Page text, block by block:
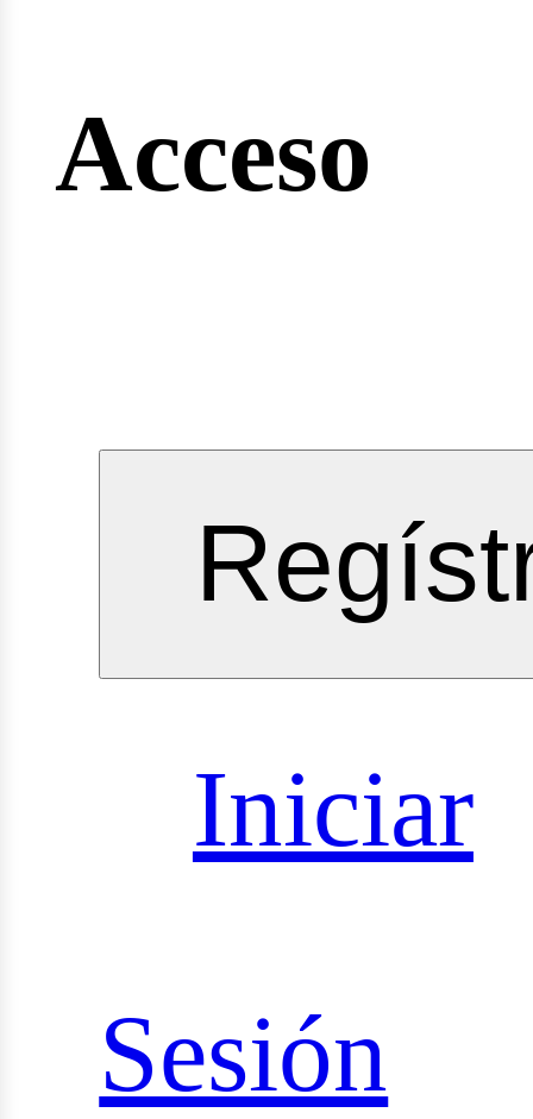
Acceso
Iniciar
Sesión